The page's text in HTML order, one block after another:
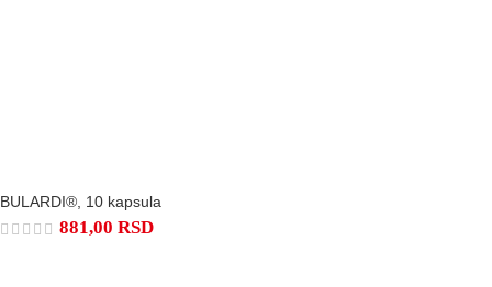
BULARDI®, 10 kapsula
881,00 RSD